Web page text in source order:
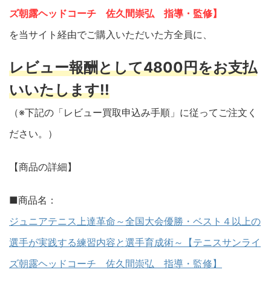
ズ朝露ヘッドコーチ 佐久間崇弘 指導・監修】
を当サイト経由でご購入いただいた方全員に、
レビュー報酬として4800円をお支払
いいたします!!
（※下記の「レビュー買取申込み手順」に従ってご注文く
ださい。）
【商品の詳細】
■商品名：
ジュニアテニス上達革命～全国大会優勝・ベスト４以上の
選手が実践する練習内容と選手育成術～【テニスサンライ
ズ朝露ヘッドコーチ 佐久間崇弘 指導・監修】